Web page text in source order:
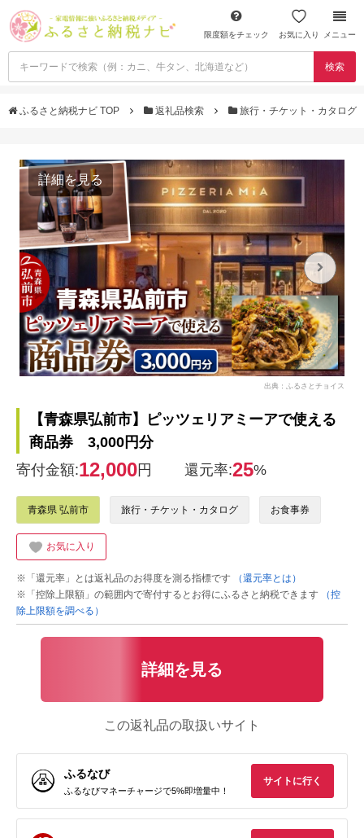
限度額をチェック お気に入り メニュー
検索
ふるさと納税ナビ TOP 返礼品検索 旅行・チケット・カタログ
詳細を見る
出典：ふるさとチョイス
【青森県弘前市】ピッツェリアミーアで使える
商品券 3,000円分
寄付金額:12,000円 還元率:25%
青森県 弘前市 旅行・チケット・カタログ お食事券
お気に入り
※「還元率」とは返礼品のお得度を測る指標です
（還元率とは）
※「控除上限額」の範囲内で寄付するとお得にふるさと納税できます
（控
除上限額を調べる）
詳細を見る
この返礼品の取扱いサイト
ふるなび
ふるなびマネーチャージで5%即増量中！
サイトに行く